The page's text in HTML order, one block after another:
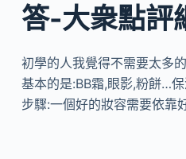
答-大衆點評
初學的人我覺得不需要太多
基本的是:BB霜,眼影,粉餅…
步驟:一個好的妝容需要依靠